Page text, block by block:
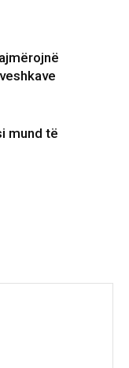
mund të